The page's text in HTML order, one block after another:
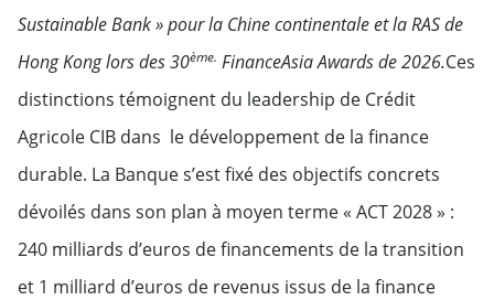
Sustainable Bank » pour la Chine continentale et la RAS de
Hong Kong lors des 30ème. FinanceAsia Awards de 2026.Ces
distinctions témoignent du leadership de Crédit
Agricole CIB dans le développement de la finance
durable. La Banque s’est fixé des objectifs concrets
dévoilés dans son plan à moyen terme « ACT 2028 » :
240 milliards d’euros de financements de la transition
et 1 milliard d’euros de revenus issus de la finance